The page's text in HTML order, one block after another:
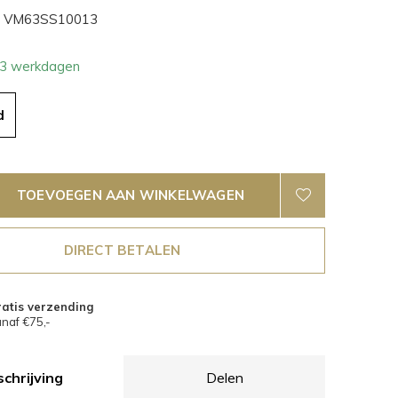
VM63SS10013
werkdagen
TOEVOEGEN AAN WINKELWAGEN
DIRECT BETALEN
verzending
€75,-
Delen